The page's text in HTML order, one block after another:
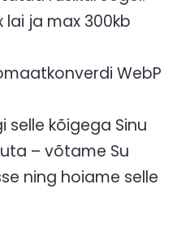
lai ja max 300kb
WebP
selle kõigega Sinu
– võtame Su
ning hoiame selle